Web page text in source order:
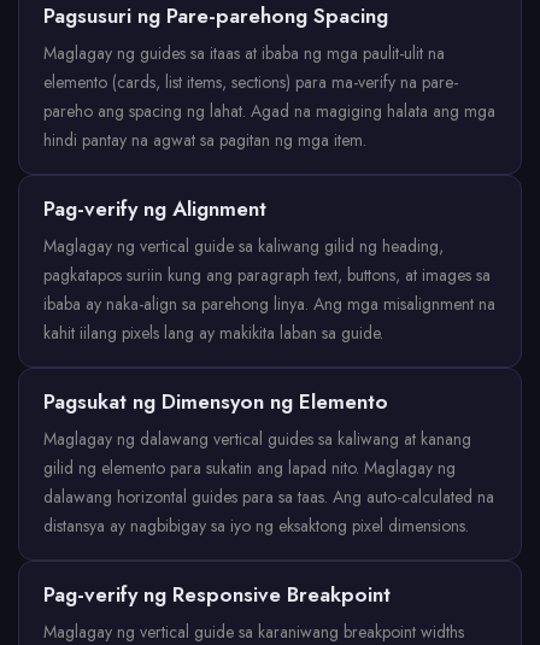
Pagsusuri ng Pare-parehong Spacing
Maglagay ng guides sa itaas at ibaba ng mga paulit-ulit na
elemento (cards, list items, sections) para ma-verify na pare-
pareho ang spacing ng lahat. Agad na magiging halata ang mga
hindi pantay na agwat sa pagitan ng mga item.
Pag-verify ng Alignment
Maglagay ng vertical guide sa kaliwang gilid ng heading,
pagkatapos suriin kung ang paragraph text, buttons, at images sa
ibaba ay naka-align sa parehong linya. Ang mga misalignment na
kahit iilang pixels lang ay makikita laban sa guide.
Pagsukat ng Dimensyon ng Elemento
Maglagay ng dalawang vertical guides sa kaliwang at kanang
gilid ng elemento para sukatin ang lapad nito. Maglagay ng
dalawang horizontal guides para sa taas. Ang auto-calculated na
distansya ay nagbibigay sa iyo ng eksaktong pixel dimensions.
Pag-verify ng Responsive Breakpoint
Maglagay ng vertical guide sa karaniwang breakpoint widths